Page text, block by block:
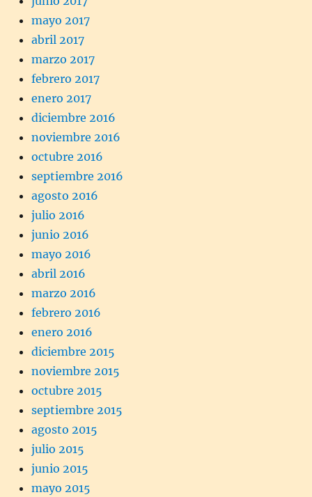
mayo 2017
abril 2017
marzo 2017
febrero 2017
enero 2017
diciembre 2016
noviembre 2016
octubre 2016
septiembre 2016
agosto 2016
julio 2016
junio 2016
mayo 2016
abril 2016
marzo 2016
febrero 2016
enero 2016
diciembre 2015
noviembre 2015
octubre 2015
septiembre 2015
agosto 2015
julio 2015
junio 2015
mayo 2015